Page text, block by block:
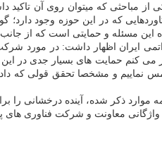
یکی از مباحثی که میتوان روی آن
که در این حوزه وجود
این مسئله و حمایتی است که از
ایران اظهار داشت: در مورد
کنم حمایت های بسیار جدی در این
نماییم و مشخصا تحقق قولی که
موارد ذکر شده، آینده درخشانی
واژگانی معاونت و شرکت فناوری